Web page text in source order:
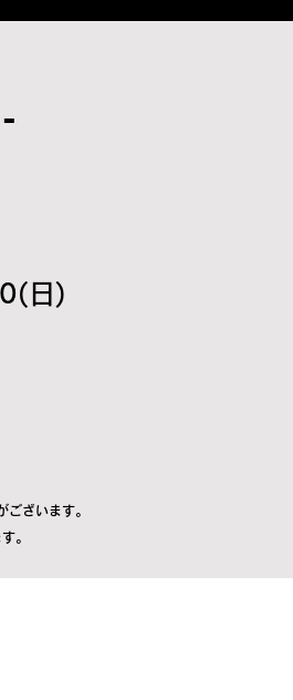
日)
ざいます。
。